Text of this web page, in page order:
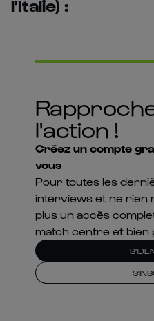
l'Italie) :
l'action !
Créez un compte
vous
Pour toutes les
interviews et ne rien
plus un accès
match centre et bien